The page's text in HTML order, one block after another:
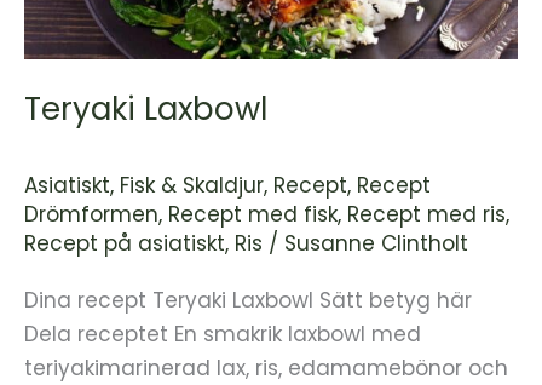
Teryaki Laxbowl
Asiatiskt, Fisk & Skaldjur, Recept, Recept
Drömformen, Recept med fisk, Recept med ris,
Recept på asiatiskt, Ris / Susanne Clintholt
Dina recept Teryaki Laxbowl Sätt betyg här
Dela receptet En smakrik laxbowl med
teriyakimarinerad lax, ris, edamamebönor och